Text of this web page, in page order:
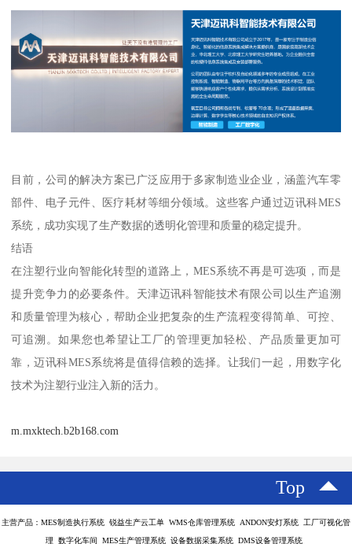
目前，公司的解决方案已广泛应用于多家制造业企业，涵盖汽车零
部件、电子元件、医疗耗材等细分领域。这些客户通过迈讯科MES
系统，成功实现了生产数据的透明化管理和质量的稳定提升。
结语
在注塑行业向智能化转型的道路上，MES系统不再是可选项，而是
提升竞争力的必要条件。天津迈讯科智能技术有限公司以生产追溯
和质量管理为核心，帮助企业把复杂的生产流程变得简单、可控、
可追溯。如果您也希望让工厂的管理更加轻松、产品质量更加可
靠，迈讯科MES系统将是值得信赖的选择。让我们一起，用数字化
技术为注塑行业注入新的活力。
m.mxktech.b2b168.com
Top
主营产品：MES制造执行系统 锐益生产云工单 WMS仓库管理系统 ANDON安灯系统 工厂可视化管
理 数字化车间 MES生产管理系统 设备数据采集系统 DMS设备管理系统